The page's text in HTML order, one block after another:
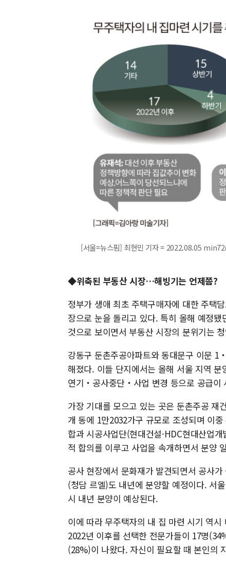
[서울=뉴스핌] 최현민 기자 = 2022.08.05
◆위축된 부동산 시장…해빙기는 언제쯤?
정부가 생애 최초 주택구매자에 대한 주택
장으로 눈을 돌리고 있다. 특히 올해 예정
것으로 보이면서 부동산 시장의 분위기는
강동구 둔촌주공아파트와 동대문구 이문
해졌다. 이들 단지에서는 올해 서울 지역
연기‧공사중단‧사업 변경 등으로 공급이
가장 기대를 모으고 있는 곳은 둔촌주공 재
개 동에 1만2032가구 규모로 조성되며 이
합과 시공사업단(현대건설·HDC현대산업
적 합의를 이루고 사업을 속개하면서 분양
공사 현장에서 문화재가 발견되면서 공사
(청담 르엘)도 내년에 분양할 예정이다. 서
시 내년 분양이 예상된다.
이에 따라 무주택자의 내 집 마련 시기 역
2022년 이후를 선택한 전문가들이 17명
(28%)이 나왔다. 자신이 필요할 때 본인의